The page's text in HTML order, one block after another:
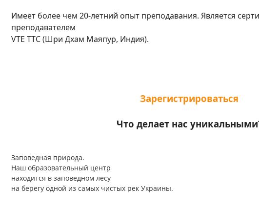
Имеет более чем 20-летний опыт преподавания. Является
преподавателем
VTE TTC (Шри Дхам Маяпур, Индия).
Зарегистрироваться
Что делает нас
Заповедная природа.
Наш образовательный центр
находится в заповедном лесу
на берегу одной из самых чистых рек Украины.